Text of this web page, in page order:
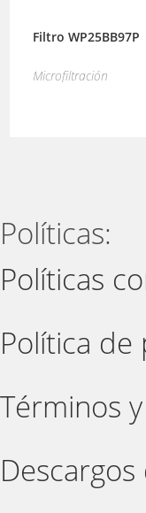
Filtro WP25BB97P
Microfiltración
Políticas:
Políticas
Política de
Términos